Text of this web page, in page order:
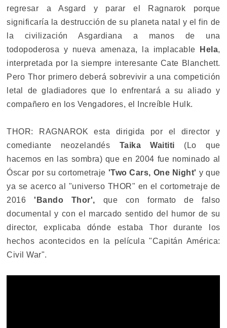
regresar a Asgard y parar el Ragnarok porque
significaría la destrucción de su planeta natal y el fin de
la civilización Asgardiana a manos de una
todopoderosa y nueva amenaza, la implacable
Hela,
interpretada por la siempre interesante Cate Blanchett.
Pero Thor primero deberá sobrevivir a una competición
letal de gladiadores que lo enfrentará a su aliado y
compañero en los Vengadores, el Increíble Hulk.
THOR: RAGNAROK esta dirigida por el director y
comediante neozelandés Taika Waititi (Lo que
hacemos en las sombra) que en 2004 fue nominado al
Óscar por su cortometraje 'Two Cars, One Night' y que
ya se acerco al "universo THOR" en el cortometraje de
2016 'Bando Thor', que con formato de falso
documental y con el marcado sentido del humor de su
director, explicaba dónde estaba Thor durante los
hechos acontecidos en la película "Capitán América:
Civil War".